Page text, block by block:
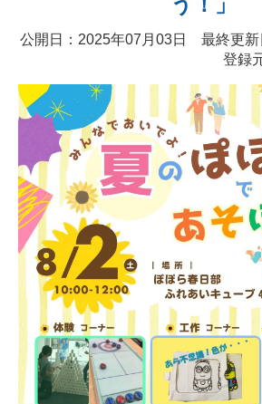
公開日：2025年07月03日 最終更新
登録